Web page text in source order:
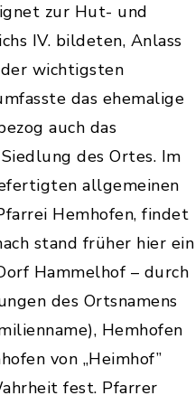
zur Hut- und
IV. bildeten, Anlass
wichtigsten
das ehemalige
auch das
des Ortes. Im
allgemeinen
Hemhofen, findet
stand früher hier ein
Hammelhof – durch
des Ortsnamens
Hemhofen
von „Heimhof”
fest. Pfarrer